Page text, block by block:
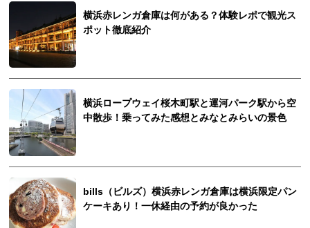
横浜赤レンガ倉庫は何がある？体験レポで観光ス
ポット徹底紹介
横浜ロープウェイ桜木町駅と運河パーク駅から空
中散歩！乗ってみた感想とみなとみらいの景色
bills（ビルズ）横浜赤レンガ倉庫は横浜限定パン
ケーキあり！一休経由の予約が良かった